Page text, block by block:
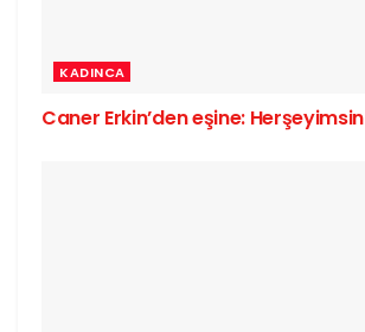
KADINCA
Caner Erkin’den eşine: Herşeyimsin